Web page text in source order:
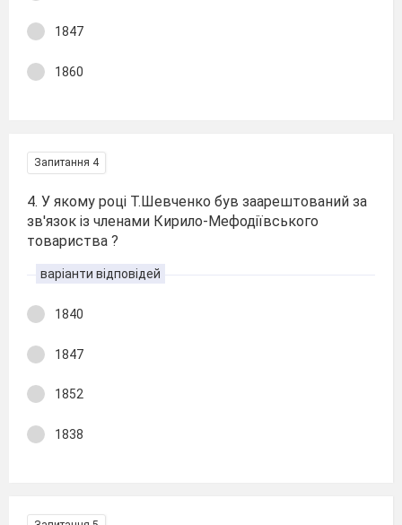
1847
1860
Запитання 4
4. У якому році Т.Шевченко був заарештований за
зв'язок із членами Кирило-Мефодіївського
товариства ?
варіанти відповідей
1840
1847
1852
1838